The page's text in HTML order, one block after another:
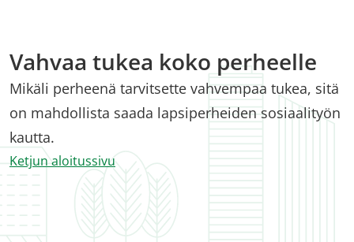
Vahvaa tukea koko perheelle
Mikäli perheenä tarvitsette vahvempaa tukea, sitä
on mahdollista saada lapsiperheiden sosiaalityön
kautta.
Ketjun aloitussivu